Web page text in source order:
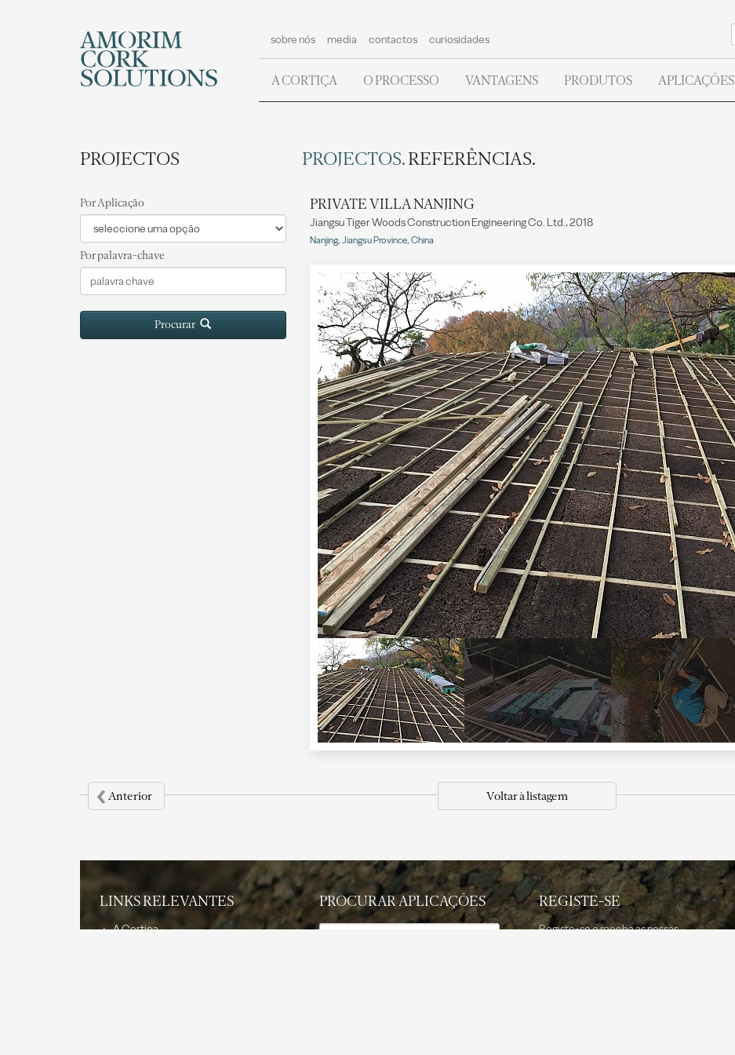
sobre nós media contactos curiosidades
A CORTIÇA O PROCESSO VANTAGENS PRODUTOS APLICAÇÕES
PROJECTOS PROJECTOS.REFERÊNCIAS.
Por Aplicação
Por palavra-chave
Procurar
PRIVATE VILLA NANJING
Jiangsu Tiger Woods Construction Engineering Co. Ltd., 2018
Nanjing, Jiangsu Province, China
‹Anterior Voltar à listagem
LINKS RELEVANTES
A Cortiça
PROCURAR APLICAÇÕES
Tema
REGISTE-SE
Registe-se e receba as nossas